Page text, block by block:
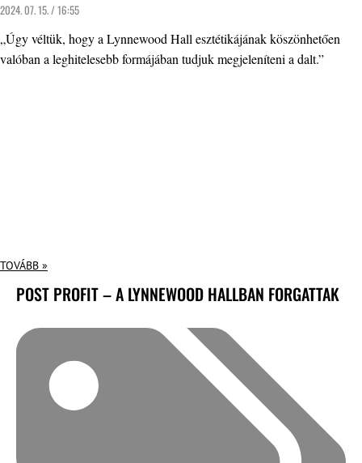
2024. 07. 15. / 16:55
„Úgy véltük, hogy a Lynnewood Hall esztétikájának köszönhetően
valóban a leghitelesebb formájában tudjuk megjeleníteni a dalt.”
TOVÁBB »
POST PROFIT – A LYNNEWOOD HALLBAN FORGATTAK